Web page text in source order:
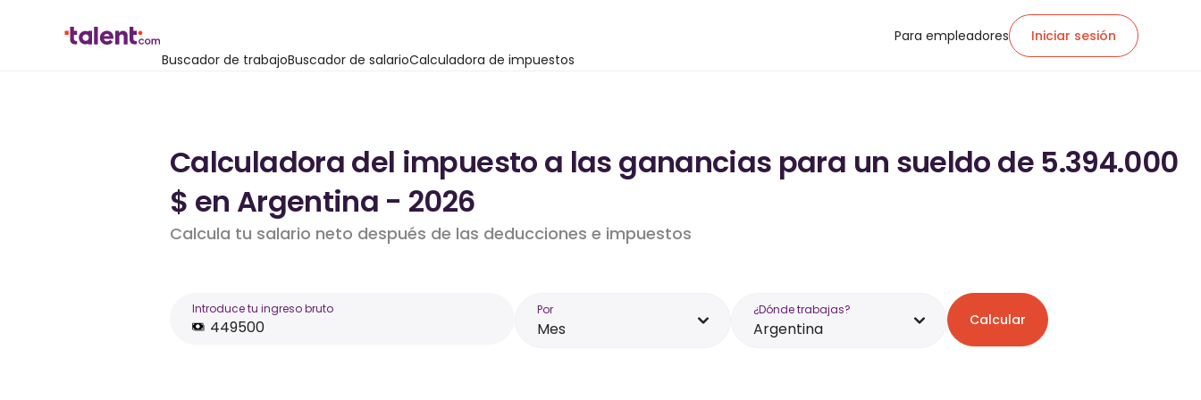
Buscador de trabajoBuscador de salarioCalculadora de impuestos
Para empleadores Iniciar sesión
Calculadora del impuesto a las ganancias para un sueldo de 5.394.000
$ en Argentina - 2026
Calcula tu salario neto después de las deducciones e impuestos
Introduce tu ingreso bruto Por
Mes
¿Dónde trabajas?
Argentina Calcular